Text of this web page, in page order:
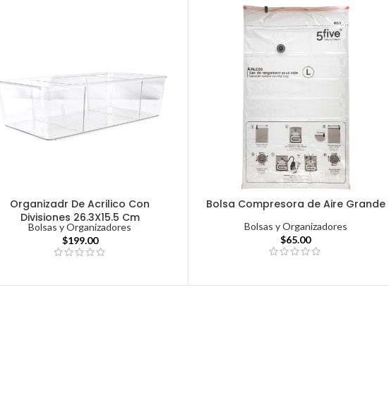
Organizadr De Acrilico Con
Divisiones 26.3X15.5 Cm
Bolsas y Organizadores
$199.00
Bolsa Compresora de Aire Grande
Bolsas y Organizadores
$65.00